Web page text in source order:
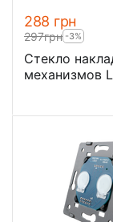
‍288‍ грн
‍297‍грн -3%
Стекло
механизмов